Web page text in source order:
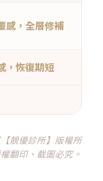
感，全層修補
，恢復期短
靚優診所】版權所
翻印、截圖必究。